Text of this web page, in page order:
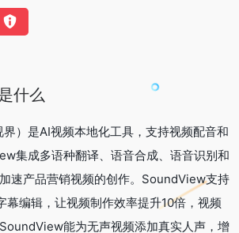
什么
）是AI视频本地化工具，支持视频配音和
集成多语种翻译、语音合成、语音识别和
速产品营销视频的创作。SoundView支持
幕编辑，让视频制作效率提升10倍，视频
能为无声视频添加真实人声，增